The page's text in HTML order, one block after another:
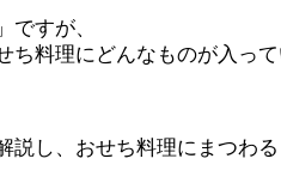
すが、
料理にどんなものが入って
し、おせち料理にまつわ